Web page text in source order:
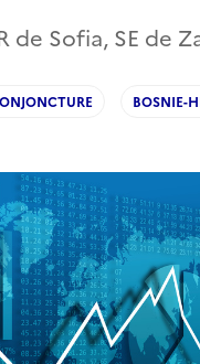
de Sofia, SE de
BOSNIE-